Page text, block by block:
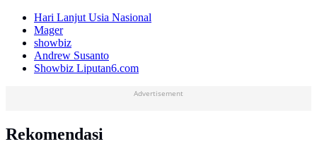
Hari Lanjut Usia Nasional
Mager
showbiz
Andrew Susanto
Showbiz Liputan6.com
Advertisement
Rekomendasi